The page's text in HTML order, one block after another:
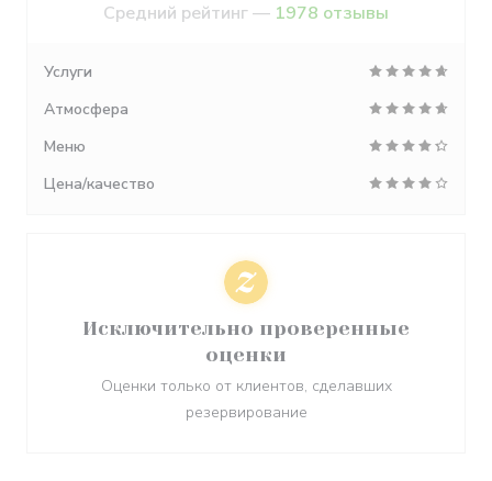
Средний рейтинг — 1978 отзывы
Услуги
Атмосфера
Меню
Цена/качество
Исключительно проверенные
оценки
Оценки только от клиентов, сделавших
резервирование